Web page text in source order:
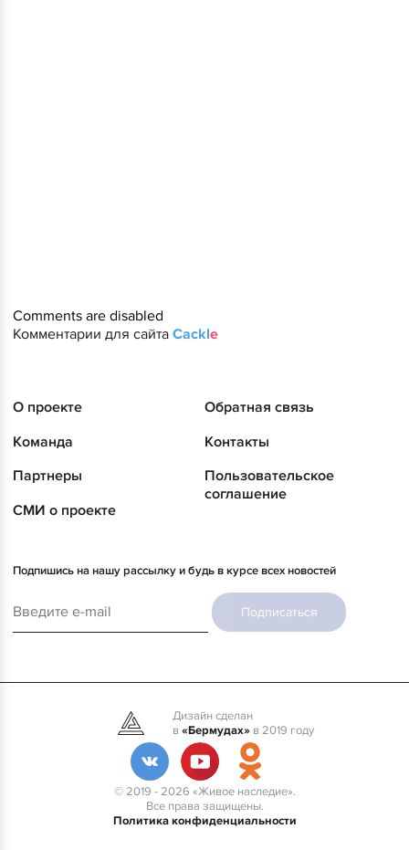
Comments are disabled
Комментарии для сайта Cackle
О проекте
Команда
Партнеры
СМИ о проекте
Обратная связь
Контакты
Пользовательское
соглашение
Подпишись на нашу рассылку и будь в курсе всех новостей
Подписаться
© 2019 - 2026 «Живое наследие».
Все права защищены.
Политика конфиденциальности
Дизайн сделан
в«Бермудах»в 2019 году